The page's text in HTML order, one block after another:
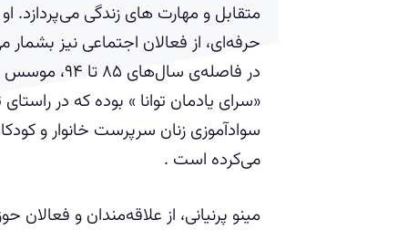
متقابل و مهارت های زندگی می‌پردازد.
حرفه‌ای، از فعالان اجتماعی نیز بشمار
در فاصله‌ی
«سرای یادمان توانا » بوده که در
سوادآموزی زنان سرپرست خانوار و
می‌کرده است .
مینو پرنیانی، از علاقه‌مندان و